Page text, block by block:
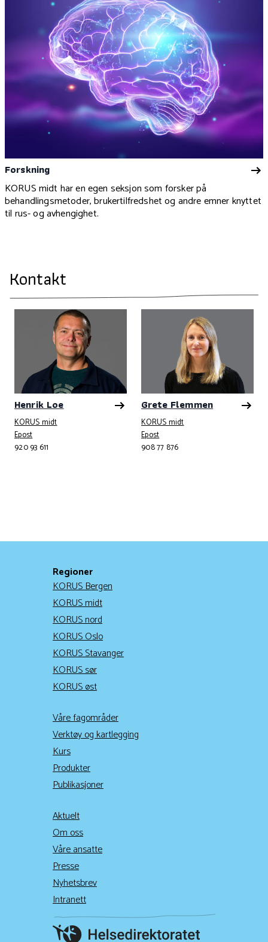
Forskning
KORUS midt har en egen seksjon som forsker på
behandlingsmetoder, brukertilfredshet og andre emner knyttet
til rus- og avhengighet.
Kontakt
Henrik Loe
KORUS midt
EpostTelefonnummer
920 93 611
Grete Flemmen
KORUS midt
EpostTelefonnummer
908 77 876
Regioner
KORUS Bergen
KORUS midt
KORUS nord
KORUS Oslo
KORUS Stavanger
KORUS sør
KORUS øst
Våre fagområder
Verktøy og kartlegging
Kurs
Produkter
Publikasjoner
Aktuelt
Om oss
Våre ansatte
Presse
Nyhetsbrev
Intranett